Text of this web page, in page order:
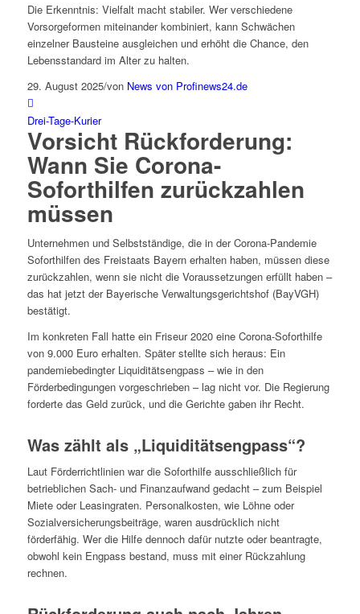
Die Erkenntnis: Vielfalt macht stabiler. Wer verschiedene
Vorsorgeformen miteinander kombiniert, kann Schwächen
einzelner Bausteine ausgleichen und erhöht die Chance, den
Lebensstandard im Alter zu halten.
29. August 2025/von News von Profinews24.de
Drei-Tage-Kurier
Vorsicht Rückforderung:
Wann Sie Corona-
Soforthilfen zurückzahlen
müssen
Unternehmen und Selbstständige, die in der Corona-Pandemie
Soforthilfen des Freistaats Bayern erhalten haben, müssen diese
zurückzahlen, wenn sie nicht die Voraussetzungen erfüllt haben –
das hat jetzt der Bayerische Verwaltungsgerichtshof (BayVGH)
bestätigt.
Im konkreten Fall hatte ein Friseur 2020 eine Corona-Soforthilfe
von 9.000 Euro erhalten. Später stellte sich heraus: Ein
pandemiebedingter Liquiditätsengpass – wie in den
Förderbedingungen vorgeschrieben – lag nicht vor. Die Regierung
forderte das Geld zurück, und die Gerichte gaben ihr Recht.
Was zählt als „Liquiditätsengpass“?
Laut Förderrichtlinien war die Soforthilfe ausschließlich für
betrieblichen Sach- und Finanzaufwand gedacht – zum Beispiel
Miete oder Leasingraten. Personalkosten, wie Löhne oder
Sozialversicherungsbeiträge, waren ausdrücklich nicht
förderfähig. Wer die Hilfe dennoch dafür nutzte oder beantragte,
obwohl kein Engpass bestand, muss mit einer Rückzahlung
rechnen.